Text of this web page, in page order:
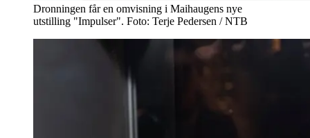
Dronningen får en omvisning i Maihaugens nye
utstilling "Impulser". Foto: Terje Pedersen / NTB